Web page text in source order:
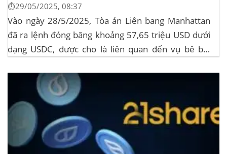
⏱️29/05/2025, 08:37
Vào ngày 28/5/2025, Tòa án Liên bang Manhattan
đã ra lệnh đóng băng khoảng 57,65 triệu USD dưới
dạng USDC, được cho là liên quan đến vụ bê bối
tập thể do Burwick Law đại diện, cáo buộc các công